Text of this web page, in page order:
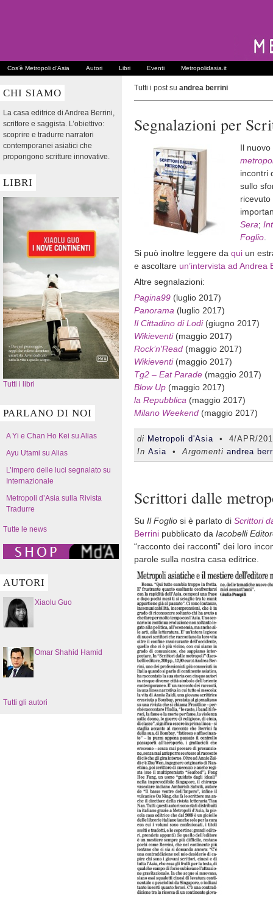
Cos’è Metropoli d’Asia Autori Libri Eventi Metropolidasia.it
CHI SIAMO
La casa editrice di Andrea Berrini,
scrittore e saggista. L’obiettivo:
scoprire e tradurre narratori
contemporanei asiatici che
propongono scritture innovative.
LIBRI
Tutti i libri
PARLANO DI NOI
A Yi e Chan Ho Kei su Alias
Ayu Utami su Alias
L’impero delle luci segnalato su
Internazionale
Metropoli d’Asia sulla Rivista
Tradurre
Tutte le news
AUTORI
Xiaolu Guo
Omar Shahid Hamid
Tutti gli autori
Tutti i post su andrea berrini
Segnalazioni per
Il
incontri
sullo
Sera;
Foglio
Si può inoltre leggere da qui un
e ascoltare un’intervista ad Andrea
Altre segnalazioni:
Pagina99 (luglio 2017)
Panorama (luglio 2017)
Il Cittadino di Lodi(giugno 2017)
Wikieventi(maggio 2017)
Rock’n'Read (maggio 2017)
Wikieventi(maggio 2017)
Tg2 – Eat Parade (maggio 2017)
Blow Up (maggio 2017)
la Repubblica (maggio 2017)
Milano Weekend (maggio 2017)
di Metropoli d'Asia • 4/APR/
In Asia • Argomenti andrea
Scrittori dalle
Su Il Foglio si è parlato di Scrittori
Berrini pubblicato da Iacobelli
“racconto dei racconti” dei loro
parole sulla nostra casa editrice.